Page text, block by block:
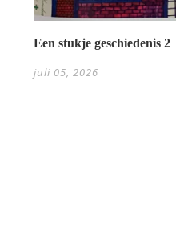
Een stukje geschiedenis 2
juli 05, 2026